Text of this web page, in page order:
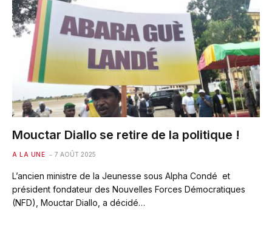
Mouctar Diallo se retire de la politique !
A LA UNE 7 AOÛT 2025
L’ancien ministre de la Jeunesse sous Alpha Condé et
président fondateur des Nouvelles Forces Démocratiques
(NFD), Mouctar Diallo, a décidé…